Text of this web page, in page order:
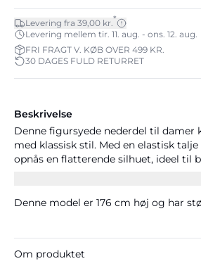
Levering fra 39,00 kr.*
Levering mellem tir. 11. aug. - ons. 12. aug.
FRI FRAGT V. KØB OVER 499 KR.
30 DAGES FULD RETURRET
Beskrivelse
Denne figursyede nederdel til
med klassisk stil. Med en elastisk
opnås en flatterende silhuet, ideel til
Denne model er 176 cm høj og har
Om produktet